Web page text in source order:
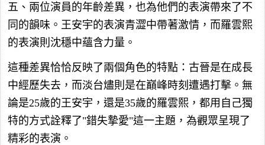
五、兩位演員的年齡差異，也為他們的表演帶來了不
同的韻味。王安宇的表演青澀中帶著激情，而羅雲熙
的表演則沈穩中蘊含力量。
這種差異恰恰反映了兩個角色的特點：古晉是在成長
中經歷失去，而淡台燼則是在巔峰時刻遭遇打擊。無
論是25歲的王安宇，還是35歲的羅雲熙，都用自己獨
特的方式詮釋了"錯失摯愛"這一主題，為觀眾呈現了
精彩的表演。